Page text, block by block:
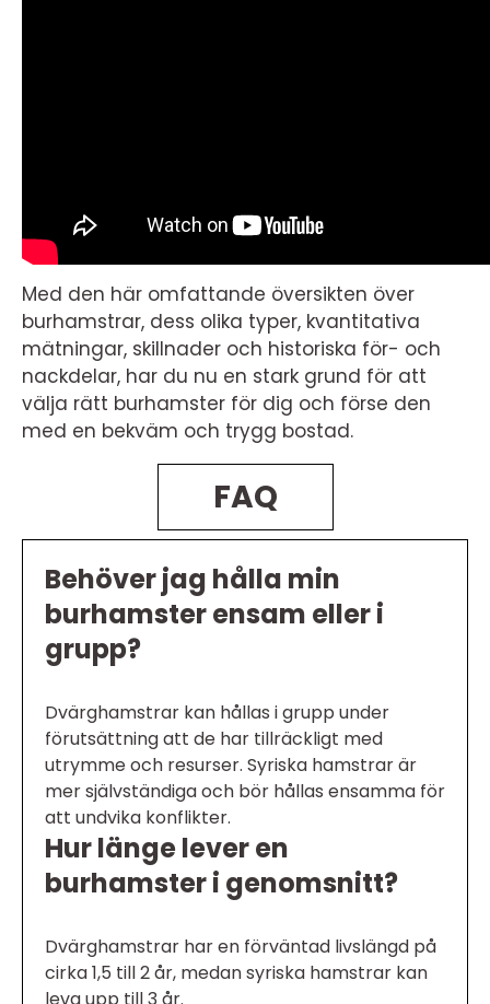
Med den här omfattande översikten över
burhamstrar, dess olika typer, kvantitativa
mätningar, skillnader och historiska för- och
nackdelar, har du nu en stark grund för att
välja rätt burhamster för dig och förse den
med en bekväm och trygg bostad.
FAQ
Behöver jag hålla min
burhamster ensam eller i
grupp?
Dvärghamstrar kan hållas i grupp under
förutsättning att de har tillräckligt med
utrymme och resurser. Syriska hamstrar är
mer självständiga och bör hållas ensamma för
att undvika konflikter.
Hur länge lever en
burhamster i genomsnitt?
Dvärghamstrar har en förväntad livslängd på
cirka 1,5 till 2 år, medan syriska hamstrar kan